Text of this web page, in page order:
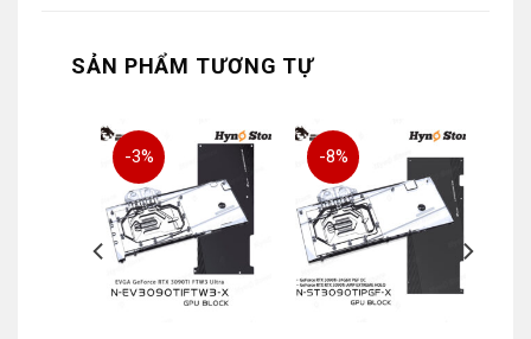
SẢN PHẨM TƯƠNG TỰ
-3% -8%